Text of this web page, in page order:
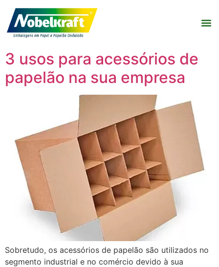
3 usos para acessórios de
papelão na sua empresa
Sobretudo, os acessórios de papelão são utilizados no
segmento industrial e no comércio devido à sua